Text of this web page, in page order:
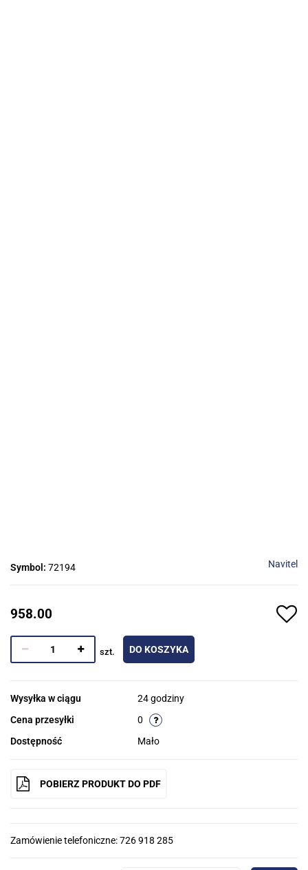
Symbol: 72194 Navitel
958.00
szt. DO KOSZYKA
Wysyłka w ciągu
24 godziny
Cena przesyłki
0
Dostępność
Mało
POBIERZ PRODUKT DO PDF
Zamówienie telefoniczne: 726 918 285